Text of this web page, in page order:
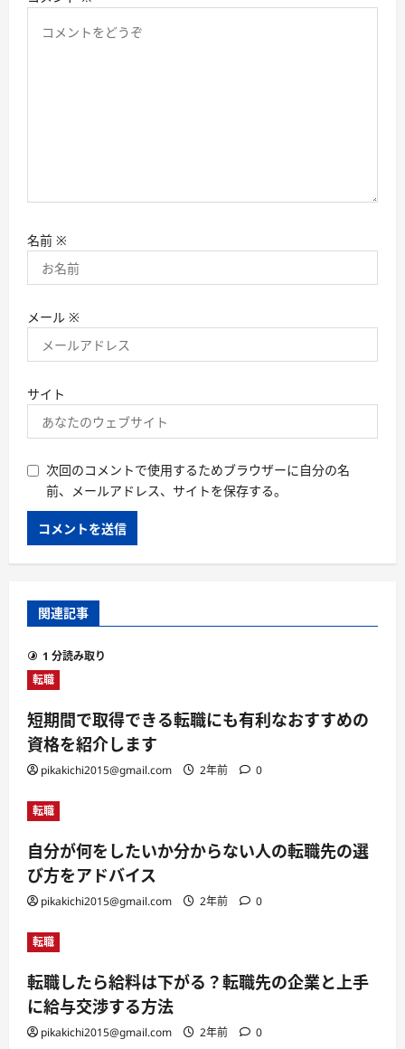
名前 ※
メール ※
サイト
次回のコメントで使用するためブラウザーに自分の名
前、メールアドレス、サイトを保存する。
関連記事
1 分読み取り
転職
短期間で取得できる転職にも有利なおすすめの
資格を紹介します
pikakichi2015@gmail.com 2年前 0
転職
自分が何をしたいか分からない人の転職先の選
び方をアドバイス
pikakichi2015@gmail.com 2年前 0
転職
転職したら給料は下がる？転職先の企業と上手
に給与交渉する方法
pikakichi2015@gmail.com 2年前 0